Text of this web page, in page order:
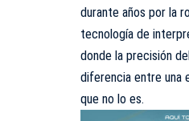
durante años por la
tecnología de
donde la precisión
diferencia entre una
que no lo es.